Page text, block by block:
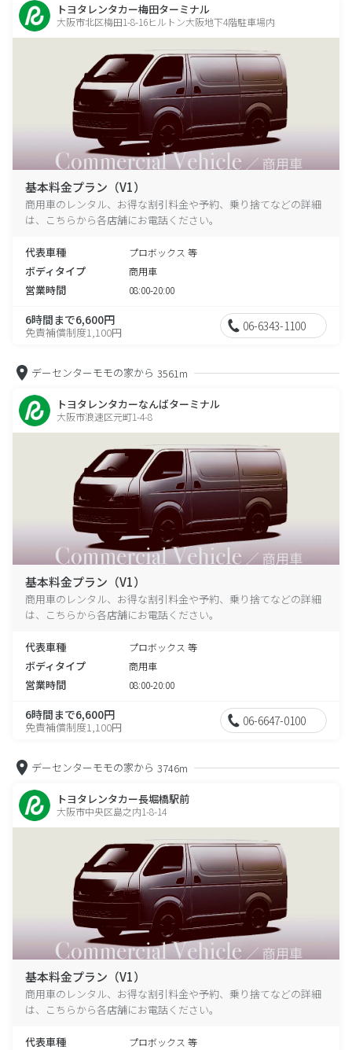
トヨタレンタカー梅田ターミナル
大阪市北区梅田1-8-16ヒルトン大阪地下4階駐車場内
基本料金プラン（V1）
商用車のレンタル、お得な割引料金や予約、乗り捨てなどの詳細
は、こちらから各店舗にお電話ください。
代表車種 プロボックス 等
ボディタイプ 商用車
営業時間 08:00-20:00
6時間まで6,600円
免責補償制度1,100円 06-6343-1100
デーセンターモモの家から 3561m
トヨタレンタカーなんばターミナル
大阪市浪速区元町1-4-8
基本料金プラン（V1）
商用車のレンタル、お得な割引料金や予約、乗り捨てなどの詳細
は、こちらから各店舗にお電話ください。
代表車種 プロボックス 等
ボディタイプ 商用車
営業時間 08:00-20:00
6時間まで6,600円
免責補償制度1,100円 06-6647-0100
デーセンターモモの家から 3746m
トヨタレンタカー長堀橋駅前
大阪市中央区島之内1-8-14
基本料金プラン（V1）
商用車のレンタル、お得な割引料金や予約、乗り捨てなどの詳細
は、こちらから各店舗にお電話ください。
代表車種 プロボックス 等